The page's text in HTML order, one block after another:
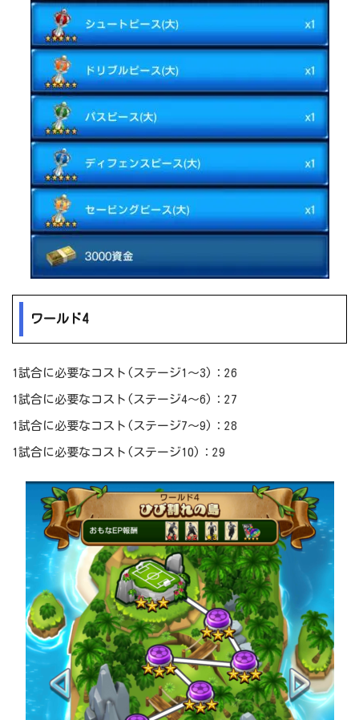
ワールド4
1試合に必要なコスト(ステージ1～3)：26
1試合に必要なコスト(ステージ4～6)：27
1試合に必要なコスト(ステージ7～9)：28
1試合に必要なコスト(ステージ10)：29